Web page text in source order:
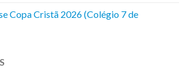
Copa Cristã 2026 (Colégio 7 de